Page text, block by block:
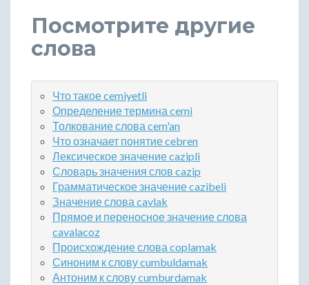
Посмотрите другие
слова
Что такое cemiyetli
Определение термина cemi
Толкование слова cem'an
Что означает понятие cebren
Лексическое значение cazipli
Словарь значения слов cazip
Грамматическое значение cazibeli
Значение слова cavlak
Прямое и переносное значение слова
cavalacoz
Происхождение слова coplamak
Синоним к слову cumbuldamak
Антоним к слову cumburdamak